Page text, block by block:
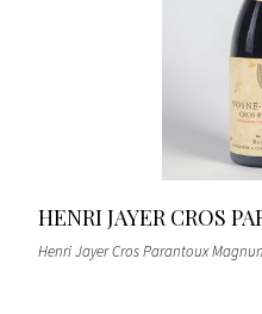
HENRI JAYER CROS
Henri Jayer Cros Parantoux